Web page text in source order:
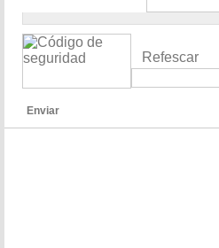
Refescar
Enviar